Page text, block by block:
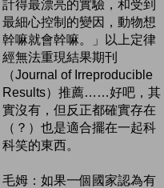
計得最漂亮的實驗，和受到
最細心控制的變因，動物想
幹嘛就會幹嘛。」以上定律
經無法重現結果期刊
（Journal of Irreproducible
Results）推薦……好吧，其
實沒有，但反正都確實存在
（？）也是適合擺在一起科
科笑的東西。
毛姆：如果一個國家認為有